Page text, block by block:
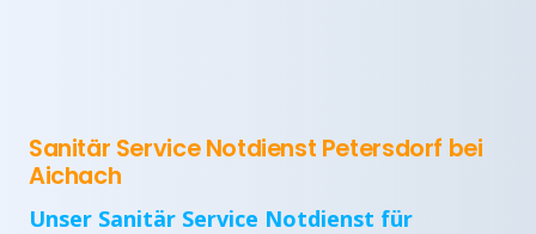
Sanitär Service Notdienst Petersdorf bei
Aichach
Unser Sanitär Service Notdienst für